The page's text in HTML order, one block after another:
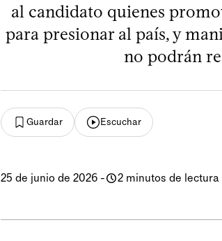
al candidato quienes
para presionar al país, y
no podrán
Guardar Escuchar
25 de junio de 2026 - 2 minutos de lectura